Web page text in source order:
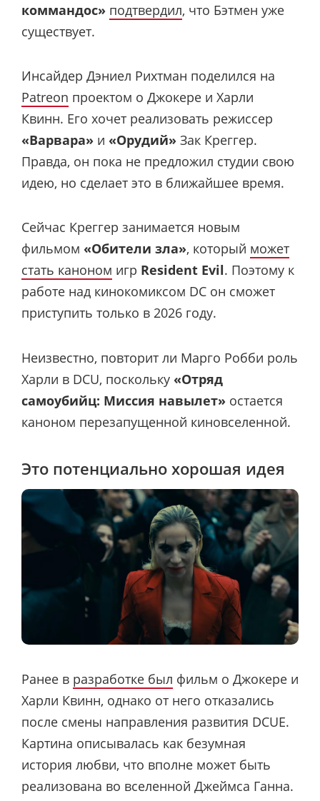
коммандос» подтвердил, что Бэтмен уже
существует.
Инсайдер Дэниел Рихтман поделился на
Patreon проектом о Джокере и Харли
Квинн. Его хочет реализовать режиссер
«Варвара» и «Орудий» Зак Креггер.
Правда, он пока не предложил студии свою
идею, но сделает это в ближайшее время.
Сейчас Креггер занимается новым
фильмом «Обители зла», который может
стать каноном игр Resident Evil. Поэтому к
работе над кинокомиксом DC он сможет
приступить только в 2026 году.
Неизвестно, повторит ли Марго Робби роль
Харли в DCU, поскольку «Отряд
самоубийц: Миссия навылет» остается
каноном перезапущенной киновселенной.
Это потенциально хорошая идея
Ранее в разработке был фильм о Джокере и
Харли Квинн, однако от него отказались
после смены направления развития DCUE.
Картина описывалась как безумная
история любви, что вполне может быть
реализована во вселенной Джеймса Ганна.